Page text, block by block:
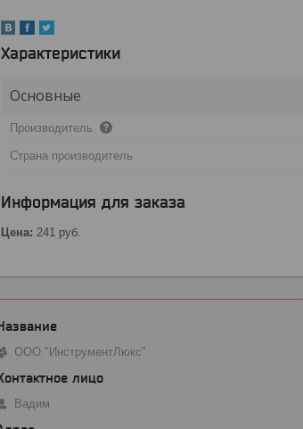
Характеристики
Основные
Производитель
Страна производитель
Информация для заказа
Цена: 241 руб.
ООО "ИнструментЛюкс"
Вадим